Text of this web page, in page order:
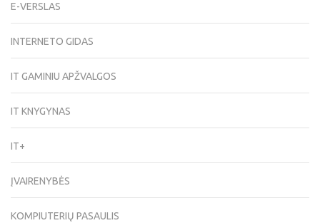
E-VERSLAS
INTERNETO GIDAS
IT GAMINIU APŽVALGOS
IT KNYGYNAS
IT+
ĮVAIRENYBĖS
KOMPIUTERIŲ PASAULIS